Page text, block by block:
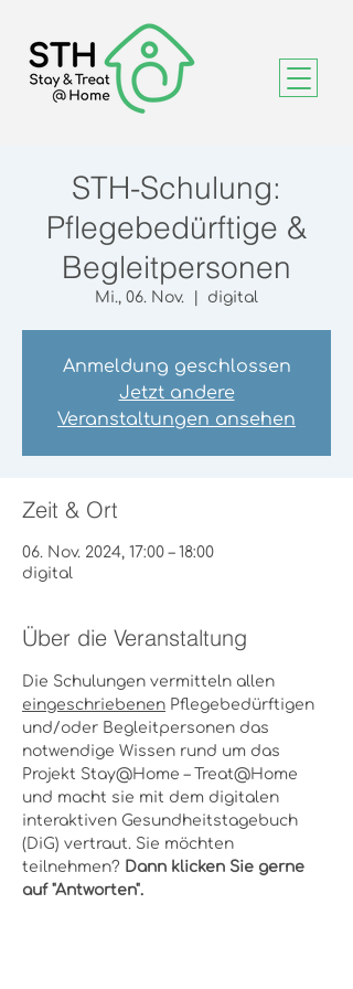
STH-Schulung:
Pflegebedürftige &
Begleitpersonen
Mi., 06. Nov. digital
Anmeldung geschlossen
Jetzt andere
Veranstaltungen ansehen
Zeit & Ort
06. Nov. 2024, 17:00 – 18:00
digital
Über die Veranstaltung
Die Schulungen vermitteln allen
eingeschriebenen Pflegebedürftigen
und/oder Begleitpersonen das
notwendige Wissen rund um das
Projekt Stay@Home – Treat@Home
und macht sie mit dem digitalen
interaktiven Gesundheitstagebuch
(DiG) vertraut. Sie möchten
teilnehmen? Dann klicken Sie gerne
auf "Antworten".